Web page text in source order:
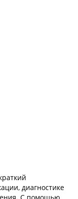
диагностике